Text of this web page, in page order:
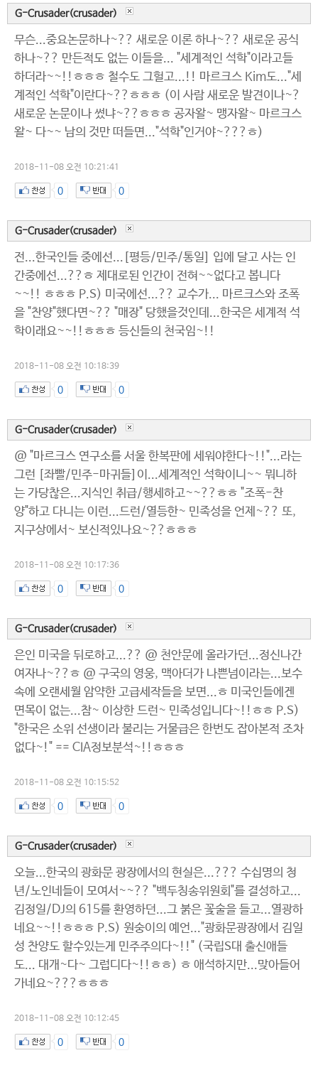
G-Crusader(crusader)
무슨...중요논문하나~?? 새로운 이론 하나~?? 새로운 공식
하나~?? 만든적도 없는 이들을... "세계적인 석학"이라고들
하더라~~!!ㅎㅎㅎ 철수도 그헐고...!! 마르크스 Kim도..."세
계적인 석학"이란다~??ㅎㅎㅎ (이 사람 새로운 발견이나~?
새로운 논문이나 썼냐~??ㅎㅎㅎ 공자왈~ 맹자왈~ 마르크스
왈~ 다~~ 남의 것만 떠들면..."석학"인거야~???ㅎ)
2018-11-08 오전 10:21:41
0 0
G-Crusader(crusader)
전...한국인들 중에선...[평등/민주/통일] 입에 달고 사는 인
간중에선...??ㅎ 제대로된 인간이 전혀~~없다고 봅니다
~~!! ㅎㅎㅎ P.S) 미국에선...?? 교수가... 마르크스와 조폭
을 "찬양"했다면~?? "매장" 당했을것인데...한국은 세계적 석
학이래요~~!!ㅎㅎㅎ 등신들의 천국임~!!
2018-11-08 오전 10:18:39
0 0
G-Crusader(crusader)
@ "마르크스 연구소를 서울 한복판에 세워야한다~!!"...라는
그런 [좌빨/민주-마귀들]이...세계적인 석학이니~~ 뭐니하
는 가당찮은...지식인 취급/행세하고~~??ㅎㅎ "조폭-찬
양"하고 다니는 이런...드런/열등한~ 민족성을 언제~?? 또,
지구상에서~ 보신적있나요~??ㅎㅎㅎ
2018-11-08 오전 10:17:36
0 0
G-Crusader(crusader)
은인 미국을 뒤로하고...?? @ 천안문에 올라가던...정신나간
여자나~??ㅎ @ 구국의 영웅, 맥아더가 나쁜넘이라는...보수
속에 오랜세월 암약한 고급세작들을 보면...ㅎ 미국인들에겐
면목이 없는...참~ 이상한 드런~ 민족성입니다~!!ㅎㅎ P.S)
"한국은 소위 선생이라 불리는 거물급은 한번도 잡아본적 조차
없다~!" == CIA정보분석~!!ㅎㅎㅎ
2018-11-08 오전 10:15:52
0 0
G-Crusader(crusader)
오늘...한국의 광화문 광장에서의 현실은...??? 수십명의 청
년/노인네들이 모여서~~?? "백두칭송위원회"를 결성하고...
김정일/DJ의 615를 환영하던...그 붉은 꽃술을 들고...열광하
네요~~!!ㅎㅎㅎ P.S) 원숭이의 예언..."광화문광장에서 김일
성 찬양도 할수있는게 민주주의다~!!" (국립S대 출신애들
도... 대개~다~ 그럽디다~!!ㅎㅎ) ㅎ 애석하지만...맞아들어
가네요~???ㅎㅎㅎ
2018-11-08 오전 10:12:45
0 0